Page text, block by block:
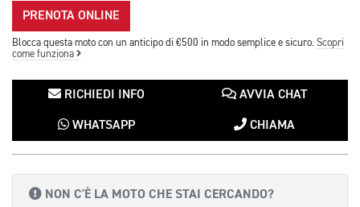
PRENOTA ONLINE
Blocca questa moto con un anticipo di €500 in modo semplice e sicuro. Scopri
come funziona
RICHIEDI INFO AVVIA CHAT
WHATSAPP CHIAMA
NON C'È LA MOTO CHE STAI CERCANDO?